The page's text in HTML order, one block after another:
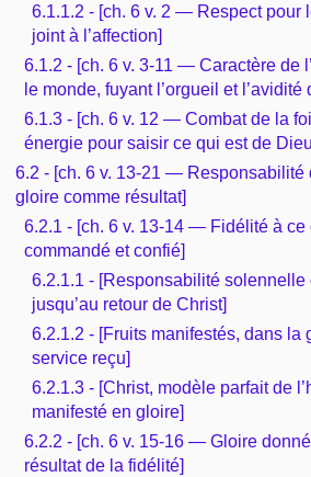
6.1.1.2 - [ch. 6 v. 2 — Respect pour
joint à l’affection]
6.1.2 - [ch. 6 v. 3-11 — Caractère de
le monde, fuyant l’orgueil et l’avidité
6.1.3 - [ch. 6 v. 12 — Combat de la
énergie pour saisir ce qui est de
6.2 - [ch. 6 v. 13-21 — Responsabilité
gloire comme résultat]
6.2.1 - [ch. 6 v. 13-14 — Fidélité à ce
commandé et confié]
6.2.1.1 - [Responsabilité solennelle
jusqu’au retour de Christ]
6.2.1.2 - [Fruits manifestés, dans la
service reçu]
6.2.1.3 - [Christ, modèle parfait de
manifesté en gloire]
6.2.2 - [ch. 6 v. 15-16 — Gloire
résultat de la fidélité]